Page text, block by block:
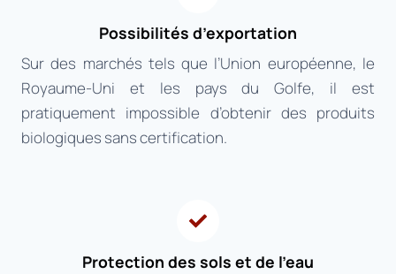
Possibilités d’exportation
Sur des marchés tels que l’Union européenne, le
Royaume-Uni et les pays du Golfe, il est
pratiquement impossible d’obtenir des produits
biologiques sans certification.
Protection des sols et de l’eau